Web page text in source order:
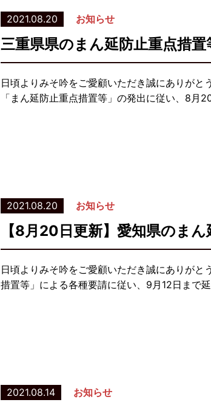
2021.08.20 お知らせ
三重県県のまん延防止重点措
日頃よりみそ吟をご愛顧いただき誠にありが
「まん延防止重点措置等」の発出に従い、8月
2021.08.20 お知らせ
【8月20日更新】愛知県のま
日頃よりみそ吟をご愛顧いただき誠にありが
措置等」による各種要請に従い、9月12日まで
2021.08.14 お知らせ